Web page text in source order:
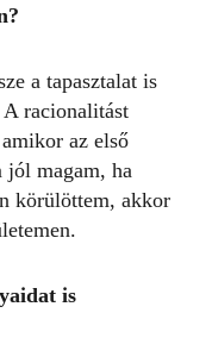
a tapasztalat is
racionalitást
az első
jól magam, ha
körülöttem, akkor
is